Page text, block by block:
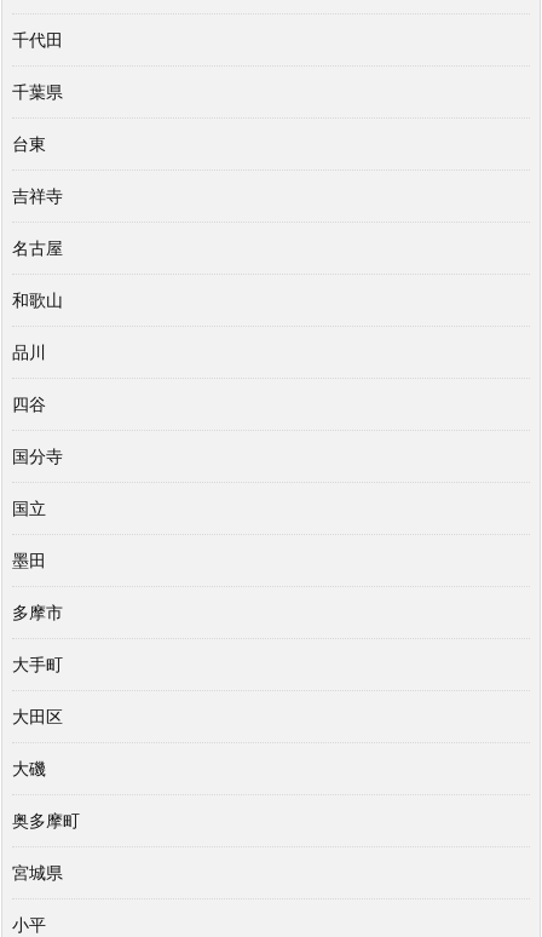
千代田
千葉県
台東
吉祥寺
名古屋
和歌山
品川
四谷
国分寺
国立
墨田
多摩市
大手町
大田区
大磯
奥多摩町
宮城県
小平